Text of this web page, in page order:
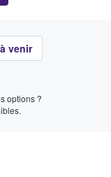
venir
options ?